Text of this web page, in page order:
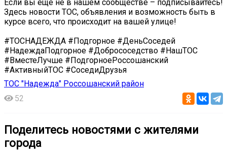
Если вы ещё не в нашем сообществе – подписывайтесь!
Здесь новости ТОС, объявления и возможность быть в
курсе всего, что происходит на вашей улице!
#ТОСНАДЕЖДА #Подгорное #ДеньСоседей
#НадеждаПодгорное #Добрососедство #НашТОС
#ВместеЛучше #ПодгорноеРоссошанский
#АктивныйТОС #СоседиДрузья
ТОС "Надежда" Россошанский район
52
Поделитесь новостями с жителями
города